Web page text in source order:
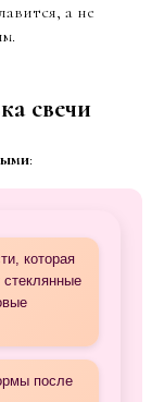
а не
свечи
:
которая
после